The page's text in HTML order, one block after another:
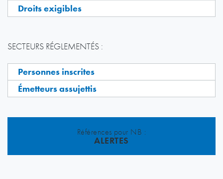
Droits exigibles
SECTEURS RÉGLEMENTÉS :
Personnes inscrites
Émetteurs assujettis
Références pour NB :
ALERTES